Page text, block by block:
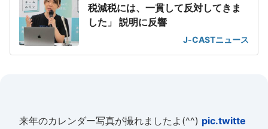
税減税には、一貫して反対してきま
した」 説明に反響
J-CASTニュース
来年のカレンダー写真が撮れましたよ(^^) pic.twitte